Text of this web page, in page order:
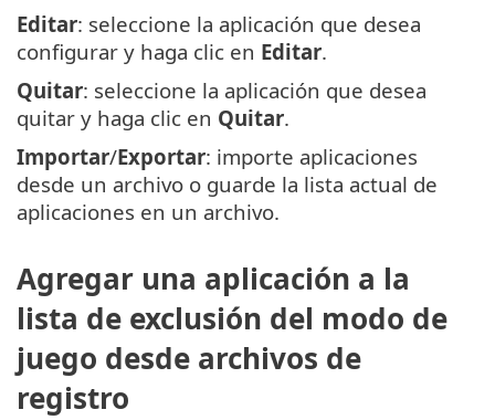
Editar: seleccione la aplicación que desea
configurar y haga clic en Editar.
Quitar: seleccione la aplicación que desea
quitar y haga clic en Quitar.
Importar/Exportar: importe aplicaciones
desde un archivo o guarde la lista actual de
aplicaciones en un archivo.
Agregar una aplicación a la
lista de exclusión del modo de
juego desde archivos de
registro